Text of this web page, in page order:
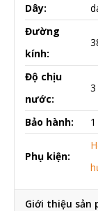
Dây:
Đường
kính:
Độ chịu
nước:
3
Bảo hành:
Phụ kiện:
Giới thiệu sản